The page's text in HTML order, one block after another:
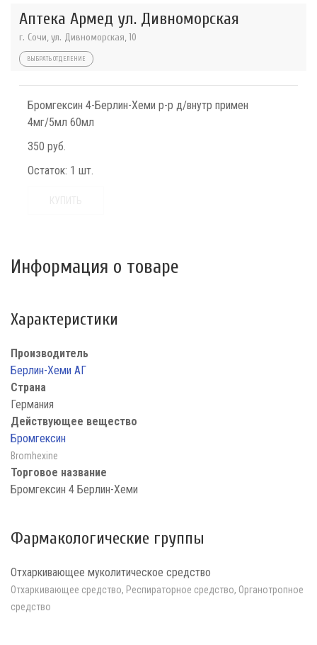
Аптека Армед ул. Дивноморская
г. Сочи, ул. Дивноморская, 10
ВЫБРАТЬ ОТДЕЛЕНИЕ
Бромгексин 4-Берлин-Хеми р-р д/внутр примен
4мг/5мл 60мл
350 руб.
Остаток: 1 шт.
Информация о товаре
Характеристики
Производитель
Берлин-Хеми АГ
Страна
Германия
Действующее вещество
Бромгексин
Bromhexine
Торговое название
Бромгексин 4 Берлин-Хеми
Фармакологические группы
Отхаркивающее муколитическое средство
Отхаркивающее средство, Респираторное средство, Органотропное
средство